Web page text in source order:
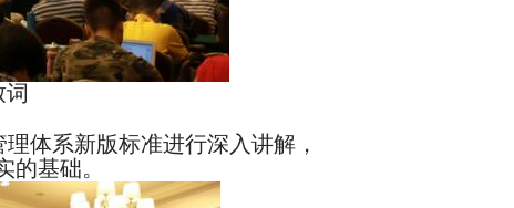
体系新版标准进行深入讲解，
的基础。